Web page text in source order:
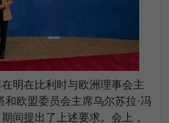
明在比利时与欧洲理事会主
和欧盟委员会主席乌尔苏拉·冯
间提出了上述要求。会上，